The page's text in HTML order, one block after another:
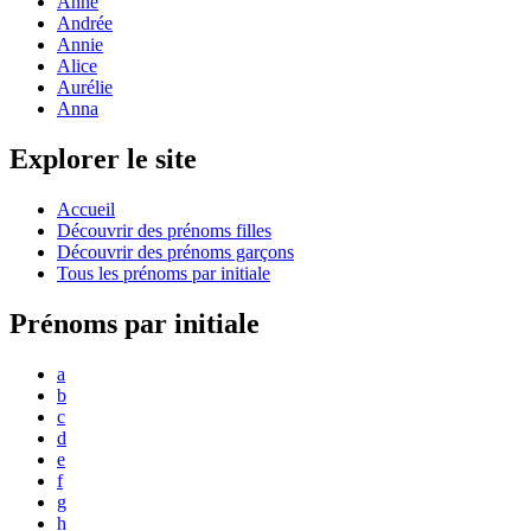
Andrée
Annie
Alice
Aurélie
Anna
Explorer le site
Accueil
Découvrir des prénoms filles
Découvrir des prénoms garçons
Tous les prénoms par initiale
Prénoms par initiale
a
b
c
d
e
f
g
h